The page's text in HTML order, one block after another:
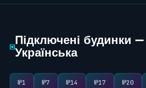
▣Підключені будинки —
Українська
№1 №7 №14 №17 №20